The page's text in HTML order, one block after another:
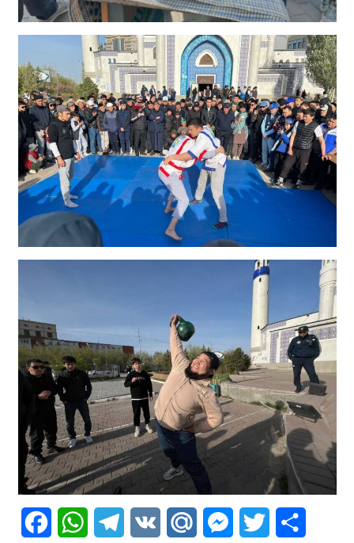
FacebookWhatsAppTelegram
VK Mail.Ru Messenger
Twitter